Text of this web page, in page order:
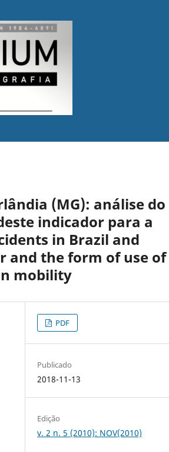
(MG): análise do
indicador para a
in Brazil and
and the form of use of
mobility
PDF
Publicado
2018-11-13
Edição
v. 2 n. 5 (2010): NOV(2010)